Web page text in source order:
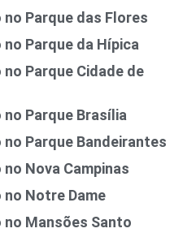
Parque das Flores
Parque da Hípica
Parque Cidade de
Parque Brasília
Parque Bandeirantes
Nova Campinas
Notre Dame
Mansões Santo